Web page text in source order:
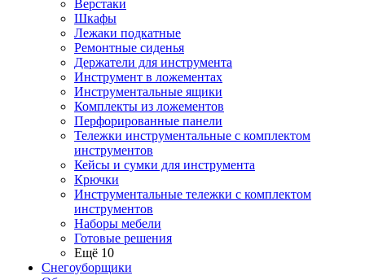
Верстаки
Шкафы
Лежаки подкатные
Ремонтные сиденья
Держатели для инструмента
Инструмент в ложементах
Инструментальные ящики
Комплекты из ложементов
Перфорированные панели
Тележки инструментальные с комплектом
инструментов
Кейсы и сумки для инструмента
Крючки
Инструментальные тележки с комплектом
инструментов
Наборы мебели
Готовые решения
Ещё 10
Снегоуборщики